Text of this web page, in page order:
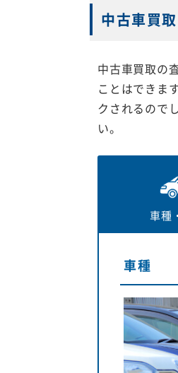
中古車買
中古車買取の
ことはできま
クされるので
い。
車種・
車種